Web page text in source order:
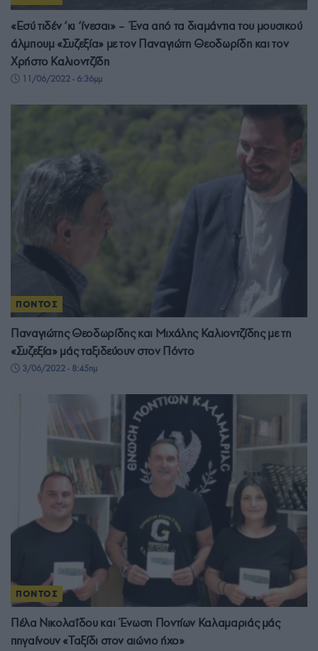
«Εσύ τιδέν ‘κι ‘ίνεσαι» – Ένα από τα διαμάντια του μουσικού
άλμπουμ «Συζεξία» με τον Παναγιώτη Θεοδωρίδη και τον
Χρήστο Καλιοντζίδη
11/06/2022 - 6:36μμ
ΠΟΝΤΟΣ
Παναγιώτης Θεοδωρίδης και Μιχάλης Καλιοντζίδης με τη
«Συζεξία» μάς ταξιδεύουν στον Πόντο
3/06/2022 - 8:45πμ
ΠΟΝΤΟΣ
Πέλα Νικολαΐδου και Ένωση Ποντίων Καλαμαριάς μάς
πηγαίνουν «Ταξίδι στον αιώνιο ήχο»